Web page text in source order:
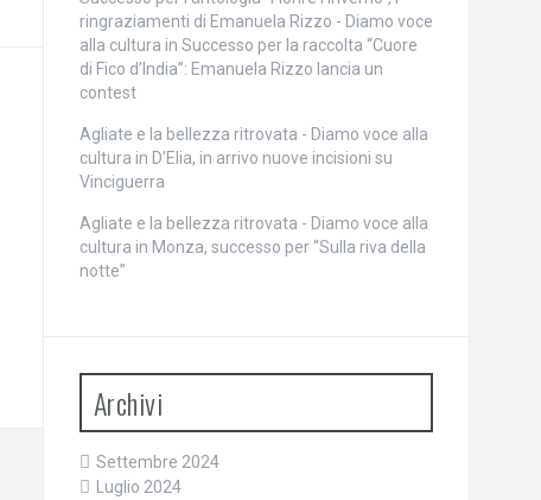
ringraziamenti di Emanuela Rizzo - Diamo voce
alla cultura in Successo per la raccolta “Cuore
di Fico d’India”: Emanuela Rizzo lancia un
contest
Agliate e la bellezza ritrovata - Diamo voce alla
cultura in D’Elia, in arrivo nuove incisioni su
Vinciguerra
Agliate e la bellezza ritrovata - Diamo voce alla
cultura in Monza, successo per “Sulla riva della
notte”
Archivi
Settembre 2024
Luglio 2024